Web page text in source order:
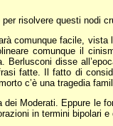
risolvere questi nodi
comunque facile,
comunque il
Berlusconi disse
fatte. Il fatto di
c’è una tragedia
Moderati. Eppure le
in termini bipolari